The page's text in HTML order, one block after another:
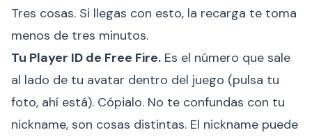
Tres cosas. Si llegas con esto, la recarga te toma
menos de tres minutos.
Tu Player ID de Free Fire. Es el número que sale
al lado de tu avatar dentro del juego (pulsa tu
foto, ahí está). Cópialo. No te confundas con tu
nickname, son cosas distintas. El nickname puede